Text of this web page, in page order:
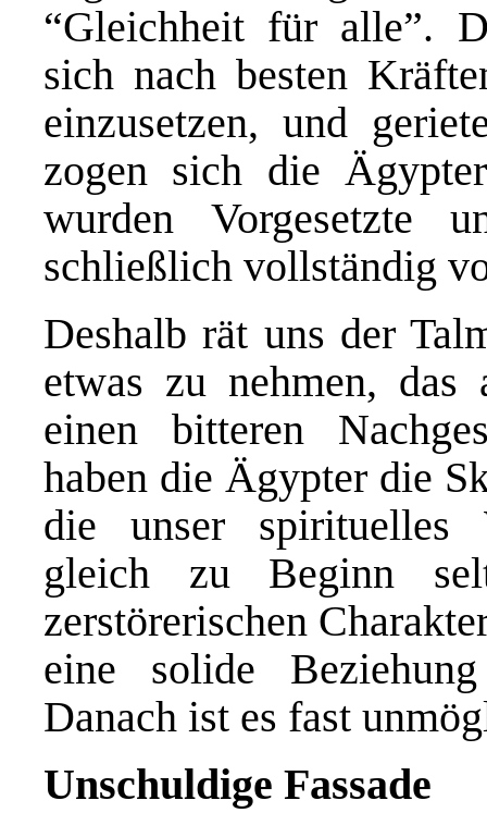
“Gleichheit für alle”.
sich nach besten
einzusetzen, und
zogen sich die
wurden Vorgesetzte
schließlich vollständig
Deshalb rät uns der
etwas zu nehmen,
einen bitteren
haben die Ägypter die
die unser spirituelles
gleich zu Beginn
zerstörerischen
eine solide
Danach ist es fast
Unschuldige Fassade